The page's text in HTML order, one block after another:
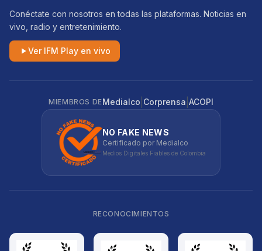
Conéctate con nosotros en todas las plataformas. Noticias en
vivo, radio y entretenimiento.
Ver IFM Play en vivo
MIEMBROS DEMedialco Corprensa ACOPI
NO FAKE NEWS
Certificado por Medialco
Medios Digitales Fiables de Colombia
RECONOCIMIENTOS